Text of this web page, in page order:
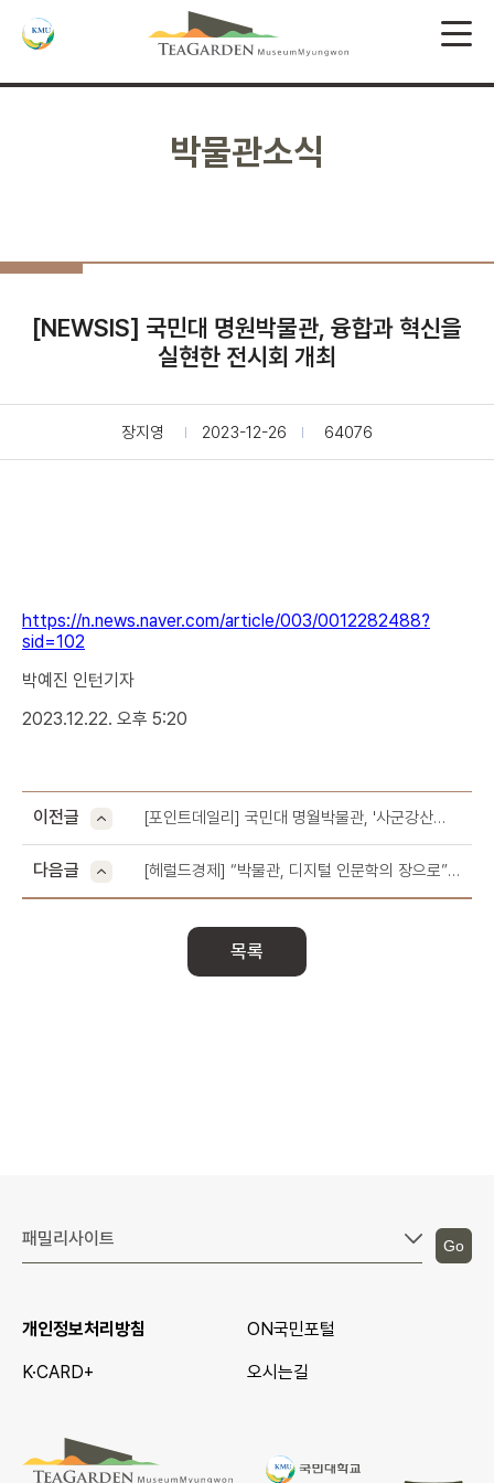
박물관소식
[NEWSIS] 국민대 명원박물관, 융합과 혁신을
실현한 전시회 개최
장지영 2023-12-26 64076
https://n.news.naver.com/article/003/0012282488?
sid=102
박예진 인턴기자
2023.12.22. 오후 5:20
이전글
[포인트데일리] 국민대 명월박물관, '사군강산
다음글
[헤럴드경제] “박물관, 디지털 인문학의 장으로”
목록
개인정보처리방침 ON국민포털
K·CARD+ 오시는길
Go